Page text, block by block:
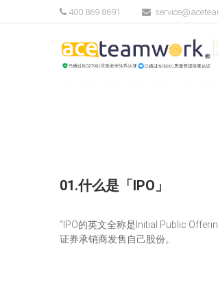
400 869 8691
01.什么是「IPO」
“IPO的英文全称是Initial Public
证券承销商发售自己股份。